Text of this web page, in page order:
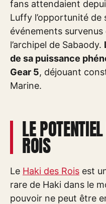
fans attendaient
Luffy l’opportunité de
événements
l’archipel de Sabaody.
de sa puissance
Gear 5, déjouant
Marine.
LE
ROIS
Le Haki des Rois est
rare de Haki dans le
pouvoir ne peut être